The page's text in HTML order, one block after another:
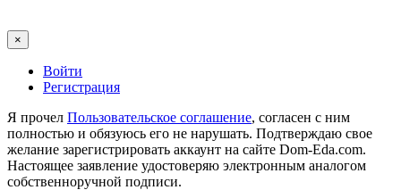
×
Войти
Регистрация
Я прочел Пользовательское соглашение, согласен с ним
полностью и обязуюсь его не нарушать. Подтверждаю свое
желание зарегистрировать аккаунт на сайте Dom-Eda.com.
Настоящее заявление удостоверяю электронным аналогом
собственноручной подписи.